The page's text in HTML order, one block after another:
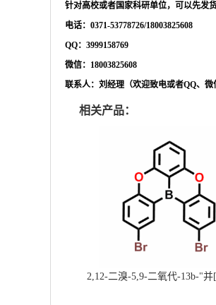
针对高校或者国家科研单位，可以先发
电话： 0371-53778726/18003825608
QQ：3999158769
微信： 18003825608
联系人：刘经理（欢迎致电或者QQ、微
相关产品：
2,12-二溴-5,9-二氧代-13b-"并